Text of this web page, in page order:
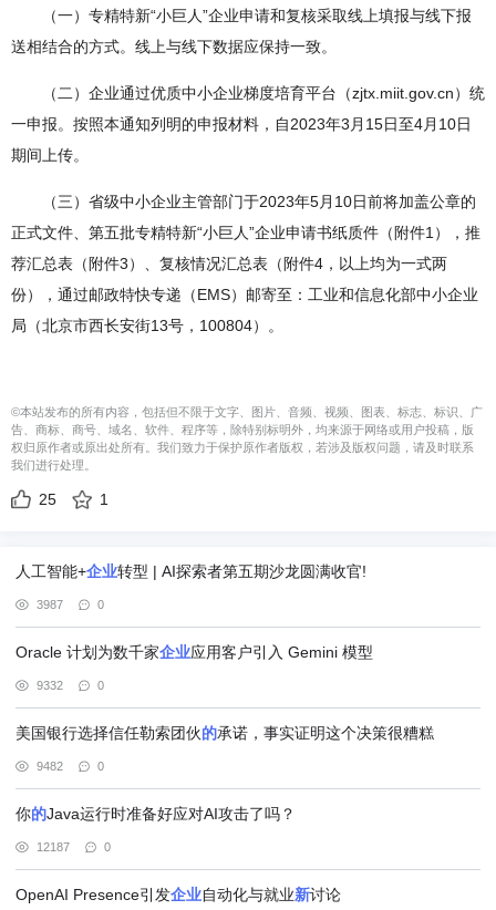
（一）专精特新“小巨人”企业申请和复核采取线上填报与线下报
送相结合的方式。线上与线下数据应保持一致。
（二）企业通过优质中小企业梯度培育平台（zjtx.miit.gov.cn）统
一申报。按照本通知列明的申报材料，自2023年3月15日至4月10日
期间上传。
（三）省级中小企业主管部门于2023年5月10日前将加盖公章的
正式文件、第五批专精特新“小巨人”企业申请书纸质件（附件1），推
荐汇总表（附件3）、复核情况汇总表（附件4，以上均为一式两
份），通过邮政特快专递（EMS）邮寄至：工业和信息化部中小企业
局（北京市西长安街13号，100804）。
©本站发布的所有内容，包括但不限于文字、图片、音频、视频、图表、标志、标识、广
告、商标、商号、域名、软件、程序等，除特别标明外，均来源于网络或用户投稿，版
权归原作者或原出处所有。我们致力于保护原作者版权，若涉及版权问题，请及时联系
我们进行处理。
25 1
人工智能+企业转型 | AI探索者第五期沙龙圆满收官!
3987 0
Oracle 计划为数千家企业应用客户引入 Gemini 模型
9332 0
美国银行选择信任勒索团伙的承诺，事实证明这个决策很糟糕
9482 0
你的Java运行时准备好应对AI攻击了吗？
12187 0
OpenAI Presence引发企业自动化与就业新讨论